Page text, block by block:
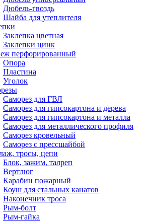
Дюбель-гвоздь
Шайба для утеплителя
Заклепка цветная
Заклепки цинк
перфорированный
Опора
Пластина
Уголок
Саморез для ГВЛ
Саморез для гипсокартона и дерева
Саморез для гипсокартона и металла
Саморез для металлического профиля
Саморез кровельный
Саморез с прессшайбой
тросы, цепи
Блок, зажим, талреп
Вертлюг
Карабин пожарный
Коуш для стальных канатов
Наконечник троса
Рым-болт
Рым-гайка